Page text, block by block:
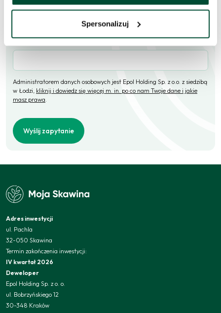
Spersonalizuj
Administratorem danych osobowych jest Epol Holding Sp. z o.o. z siedzibą
w Łodzi, kliknij i dowiedz się więcej m. in. po co nam Twoje dane i jakie
masz prawa.
Wyślij zapytanie
Adres inwestycji
ul. Pachla
32-050 Skawina
Termin zakończenia inwestycji:
IV kwartał 2026
Deweloper
Epol Holding Sp. z o. o.
ul. Bobrzyńskiego 12
30-348 Kraków